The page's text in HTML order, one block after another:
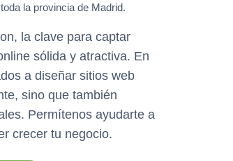
la provincia de Madrid.
la clave para captar
sólida y atractiva. En
a diseñar sitios web
sino que también
Permítenos ayudarte a
crecer tu negocio.